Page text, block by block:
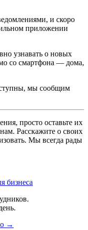
и скоро
приложении
узнавать о новых
со смартфона — дома,
мы сообщим
просто оставьте их
Расскажите о своих
Мы всегда рады
бизнеса
→